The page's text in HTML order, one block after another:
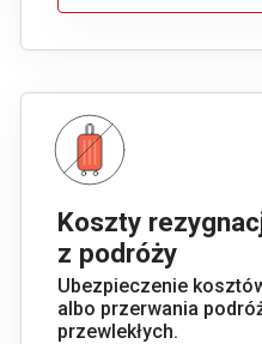
Koszty
z podróży
Ubezpieczenie
albo przerwania
przewlekłych.